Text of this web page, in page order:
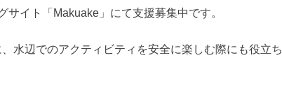
サイト「Makuake」にて支援募集中です。
水辺でのアクティビティを安全に楽しむ際にも役立ち